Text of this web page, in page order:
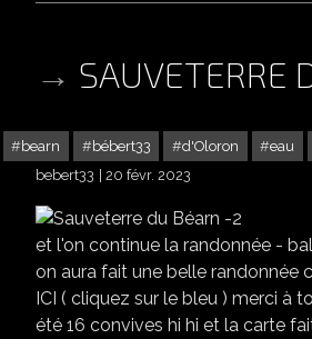
SAUVETERRE
bearn bébert33 d'Oloron eau
bebert33
20 févr. 2023
et l'on continue la randonnée -
on aura fait une belle randonnée
ICI ( cliquez sur le bleu ) merci à
été 16 convives hi hi et la carte